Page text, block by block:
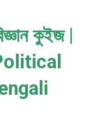
কুইজ |